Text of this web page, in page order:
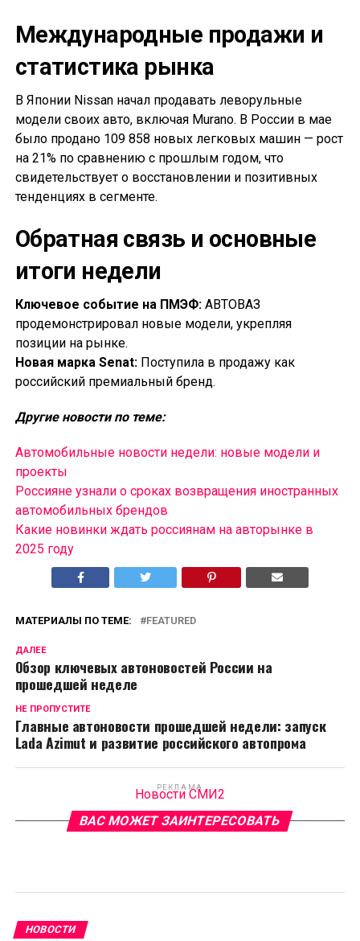
Международные продажи и
статистика рынка
В Японии Nissan начал продавать леворульные
модели своих авто, включая Murano. В России в мае
было продано 109 858 новых легковых машин — рост
на 21% по сравнению с прошлым годом, что
свидетельствует о восстановлении и позитивных
тенденциях в сегменте.
Обратная связь и основные
итоги недели
Ключевое событие на ПМЭФ:АВТОВАЗ
продемонстрировал новые модели, укрепляя
позиции на рынке.
Новая марка Senat:Поступила в продажу как
российский премиальный бренд.
Другие новости по теме:
Автомобильные новости недели: новые модели и
проекты
Россияне узнали о сроках возвращения иностранных
автомобильных брендов
Какие новинки ждать россиянам на авторынке в
2025 году
МАТЕРИАЛЫ ПО ТЕМЕ: FEATURED
ДАЛЕЕ
Обзор ключевых автоновостей России на
прошедшей неделе
НЕ ПРОПУСТИТЕ
Главные автоновости прошедшей недели: запуск
Lada Azimut и развитие российского автопрома
РЕКЛАМА
Новости СМИ2
ВАС МОЖЕТ ЗАИНТЕРЕСОВАТЬ
НОВОСТИ